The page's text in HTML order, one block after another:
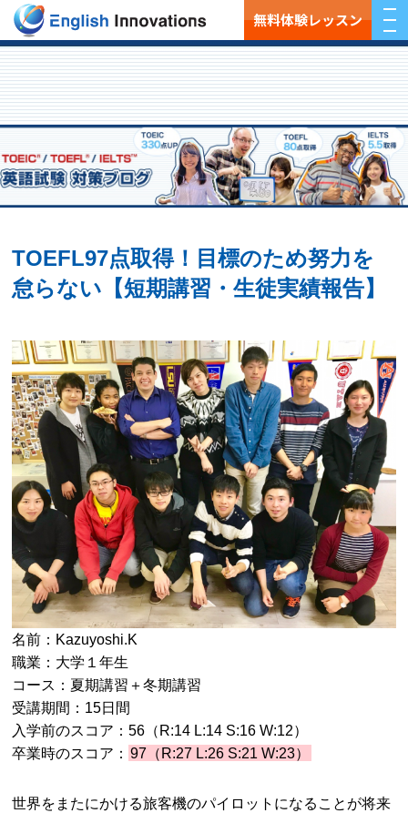
無料体験レッスン
TOEFL97点取得！目標のため努力を
怠らない【短期講習・生徒実績報告】
名前：Kazuyoshi.K
職業：大学１年生
コース：夏期講習＋冬期講習
受講期間：15日間
入学前のスコア：56（R:14 L:14 S:16 W:12）
卒業時のスコア： 97（R:27 L:26 S:21 W:23）
世界をまたにかける旅客機のパイロットになることが将来